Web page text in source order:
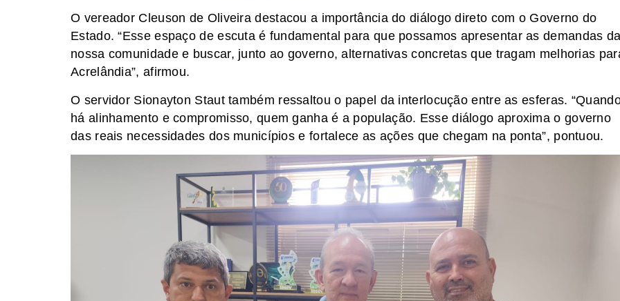
O vereador Cleuson de Oliveira destacou a importância do diálogo direto com o Governo do
Estado. “Esse espaço de escuta é fundamental para que possamos apresentar as demandas
nossa comunidade e buscar, junto ao governo, alternativas concretas que tragam melhorias
Acrelândia”, afirmou.
O servidor Sionayton Staut também ressaltou o papel da interlocução entre as esferas.
há alinhamento e compromisso, quem ganha é a população. Esse diálogo aproxima o governo
das reais necessidades dos municípios e fortalece as ações que chegam na ponta”, pontuou.